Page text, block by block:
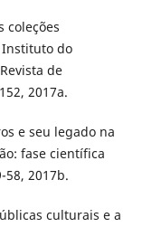
coleções
Instituto do
de
2017a.
e seu legado na
fase científica
58, 2017b.
culturais e a